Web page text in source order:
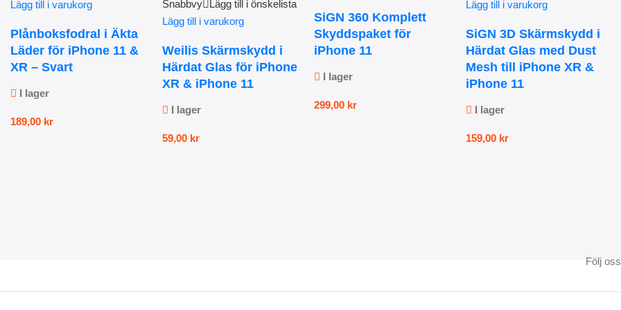
Lägg till i varukorg
Plånboksfodral i Äkta
Läder för iPhone 11 &
XR – Svart
I lager
189,00 kr
Snabbvy
Lägg till i önskelista
Lägg till i varukorg
Weilis Skärmskydd i
Härdat Glas för iPhone
XR & iPhone 11
I lager
59,00 kr
SiGN 360 Komplett
Skyddspaket för
iPhone 11
I lager
299,00 kr
Lägg till i varukorg
SiGN 3D Skärmskydd i
Härdat Glas med Dust
Mesh till iPhone XR &
iPhone 11
I lager
159,00 kr
Följ oss